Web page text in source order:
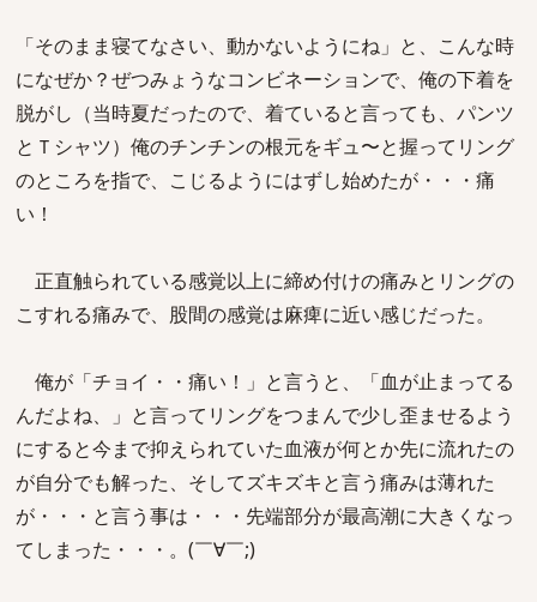
「そのまま寝てなさい、動かないようにね」と、こんな時
になぜか？ぜつみょうなコンビネーションで、俺の下着を
脱がし（当時夏だったので、着ていると言っても、パンツ
とＴシャツ）俺のチンチンの根元をギュ〜と握ってリング
のところを指で、こじるようにはずし始めたが・・・痛
い！
正直触られている感覚以上に締め付けの痛みとリングの
こすれる痛みで、股間の感覚は麻痺に近い感じだった。
俺が「チョイ・・痛い！」と言うと、「血が止まってる
んだよね、」と言ってリングをつまんで少し歪ませるよう
にすると今まで抑えられていた血液が何とか先に流れたの
が自分でも解った、そしてズキズキと言う痛みは薄れた
が・・・と言う事は・・・先端部分が最高潮に大きくなっ
てしまった・・・。(￣∀￣;)